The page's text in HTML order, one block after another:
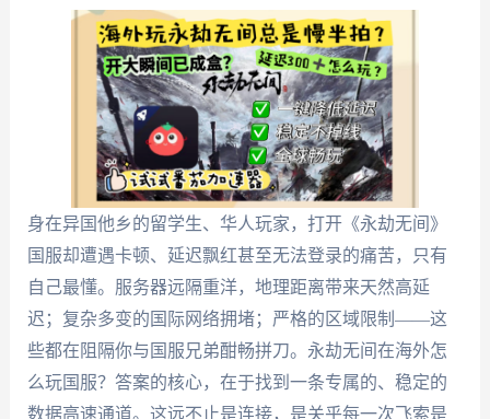
身在异国他乡的留学生、华人玩家，打开《永劫无间》
国服却遭遇卡顿、延迟飘红甚至无法登录的痛苦，只有
自己最懂。服务器远隔重洋，地理距离带来天然高延
迟；复杂多变的国际网络拥堵；严格的区域限制——这
些都在阻隔你与国服兄弟酣畅拼刀。永劫无间在海外怎
么玩国服？答案的核心，在于找到一条专属的、稳定的
数据高速通道。这远不止是连接，是关乎每一次飞索是